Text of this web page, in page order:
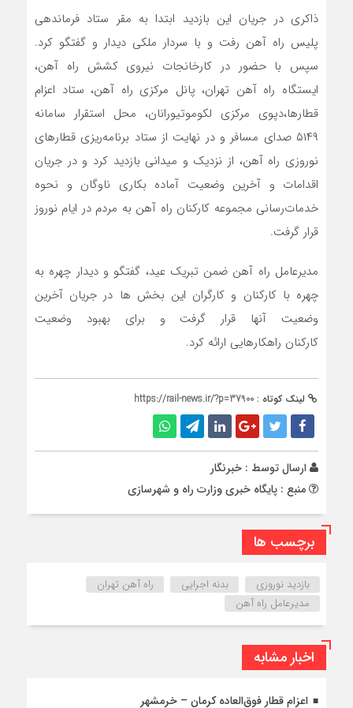
ذاکری در جریان این بازدید ابتدا به مقر ستاد فرماندهی
پلیس راه آهن رفت و با سردار ملکی دیدار و گفتگو کرد.
سپس با حضور در کارخانجات نیروی کشش راه آهن،
ایستگاه راه آهن تهران، پانل مرکزی راه آهن، ستاد اعزام
قطارها،دپوی مرکزی لکوموتیورانان، محل استقرار سامانه
۵۱۴۹ صدای مسافر و در نهایت از ستاد برنامه‌ریزی قطارهای
نوروزی راه آهن، از نزدیک و میدانی بازدید کرد و در جریان
اقدامات و آخرین وضعیت آماده بکاری ناوگان و نحوه
خدمات‌رسانی مجموعه کارکنان راه آهن به مردم در ایام نوروز
قرار گرفت.
مدیرعامل راه آهن ضمن تبریک عید، گفتگو و دیدار چهره به
چهره با کارکنان و کارگران این بخش ها در جریان آخرین
وضعیت آنها قرار گرفت و برای بهبود وضعیت
کارکنان راهکارهایی ارائه کرد.
لینک کوتاه : https://rail-news.ir/?p=37900
ارسال توسط : خبرنگار
منبع : پایگاه خبری وزارت راه و شهرسازی
برچسب ها
بازدید نوروزی بدنه اجرایی
راه آهن تهران
مدیرعامل راه آهن
اخبار مشابه
اعزام قطار فوق‌العاده کرمان – خرمشهر